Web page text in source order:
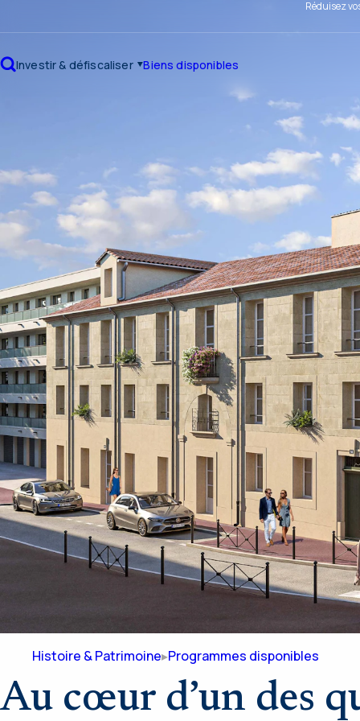
Réduisez
Investir & défiscaliser Biens disponibles
Histoire & Patrimoine Programmes disponibles
Au cœur d’un des